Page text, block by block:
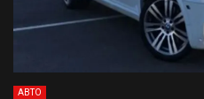
АВТО